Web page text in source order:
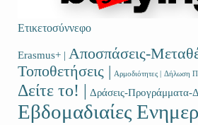
Ετικετοσύννεφο
Erasmus+ | Αποσπάσεις-
Τοποθετήσεις | Αρμοδιότητες | Δήλωση
Δείτε το! | Δράσεις-Προγράμματα-
Εβδομαδιαίες